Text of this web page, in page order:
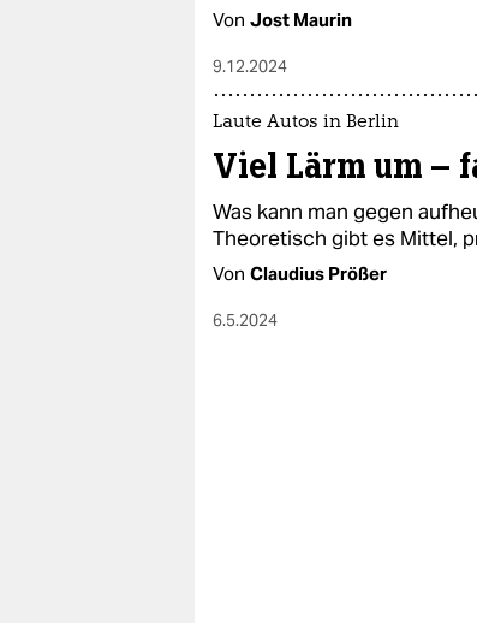
Von Jost Maurin
9.12.2024
Laute Autos in Berlin
Viel Lärm um –
Was kann man gegen
Theoretisch gibt es Mittel,
Von Claudius Prößer
6.5.2024